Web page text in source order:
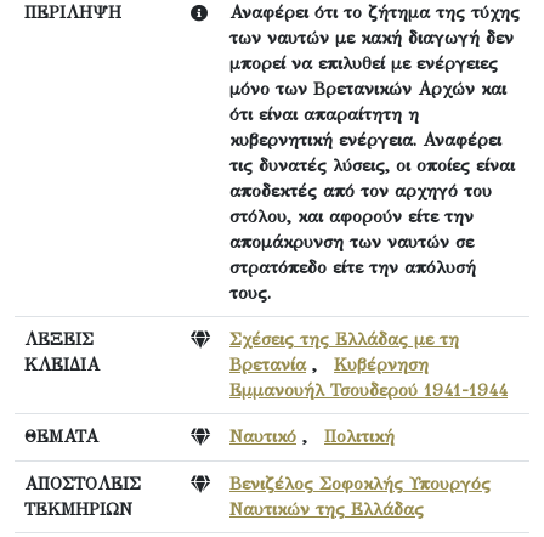
ΠΕΡΙΛΗΨΗ
Αναφέρει ότι το ζήτημα της τύχης
των ναυτών με κακή διαγωγή δεν
μπορεί να επιλυθεί με ενέργειες
μόνο των Βρετανικών Αρχών και
ότι είναι απαραίτητη η
κυβερνητική ενέργεια. Αναφέρει
τις δυνατές λύσεις, οι οποίες είναι
αποδεκτές από τον αρχηγό του
στόλου, και αφορούν είτε την
απομάκρυνση των ναυτών σε
στρατόπεδο είτε την απόλυσή
τους.
ΛΕΞΕΙΣ
ΚΛΕΙΔΙΑ
Σχέσεις της Ελλάδας με τη
Βρετανία, Κυβέρνηση
Εμμανουήλ Τσουδερού 1941-1944
ΘΕΜΑΤΑ Ναυτικό , Πολιτική
ΑΠΟΣΤΟΛΕΙΣ
ΤΕΚΜΗΡΙΩΝ
Βενιζέλος Σοφοκλής Υπουργός
Ναυτικών της Ελλάδας